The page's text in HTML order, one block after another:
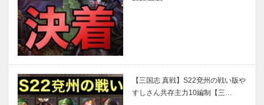
【三国志 真戦】S22兗州の戦い版や
すしさん共存主力10編制【三…